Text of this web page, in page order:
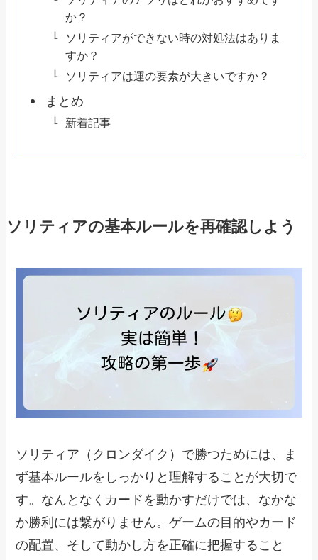
か？
ソリティアができない時の対処法はありま
すか？
ソリティアは運の要素が大きいですか？
まとめ
新着記事
ソリティアの基本ルールを再確認しよう
ソリティア（クロンダイク）で勝つためには、ま
ず基本ルールをしっかりと理解することが大切で
す。なんとなくカードを動かすだけでは、なかな
か勝利には繋がりません。ゲームの目的やカード
の配置、そして動かし方を正確に把握すること